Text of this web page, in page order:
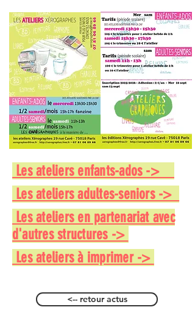
Les ateliers enfants-ados ->
Les ateliers adultes-seniors ->
Les ateliers en partenariat avec
d'autres structures ->
Les ateliers à imprimer ->
<-- retour actus